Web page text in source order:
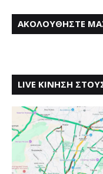
ΑΚΟΛΟΥΘΗΣΤΕ
LIVE ΚΙΝΗΣΗ